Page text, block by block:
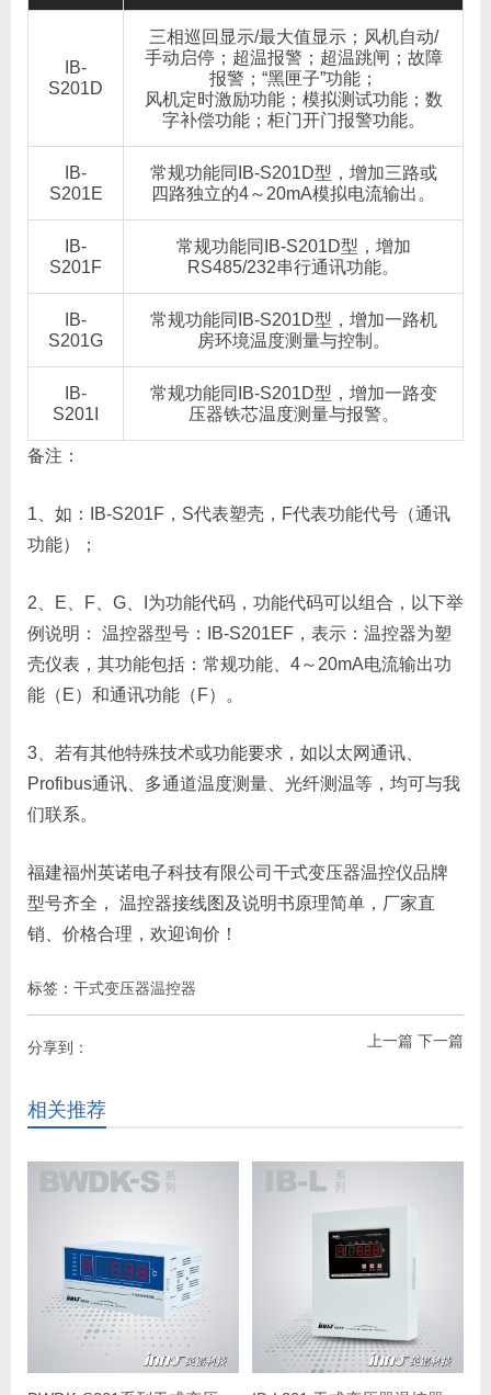
IB-
S201D
三相巡回显示/最大值显示；风机自动/
手动启停；超温报警；超温跳闸；故障
报警；“黑匣子”功能；
风机定时激励功能；模拟测试功能；数
字补偿功能；柜门开门报警功能。
IB-
S201E
常规功能同IB-S201D型，增加三路或
四路独立的4～20mA模拟电流输出。
IB-
S201F
常规功能同IB-S201D型，增加
RS485/232串行通讯功能。
IB-
S201G
常规功能同IB-S201D型，增加一路机
房环境温度测量与控制。
IB-
S201I
常规功能同IB-S201D型，增加一路变
压器铁芯温度测量与报警。
备注：
1、如：IB-S201F，S代表塑壳，F代表功能代号（通讯
功能）；
2、E、F、G、I为功能代码，功能代码可以组合，以下举
例说明： 温控器型号：IB-S201EF，表示：温控器为塑
壳仪表，其功能包括：常规功能、4～20mA电流输出功
能（E）和通讯功能（F）。
3、若有其他特殊技术或功能要求，如以太网通讯、
Profibus通讯、多通道温度测量、光纤测温等，均可与我
们联系。
福建福州英诺电子科技有限公司干式变压器温控仪品牌
型号齐全， 温控器接线图及说明书原理简单，厂家直
销、价格合理，欢迎询价！
标签： 干式变压器温控器
上一篇 下一篇
分享到：
相关推荐